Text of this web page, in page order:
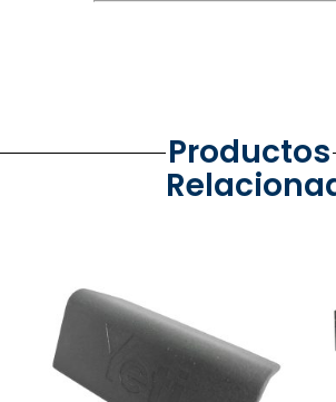
Productos